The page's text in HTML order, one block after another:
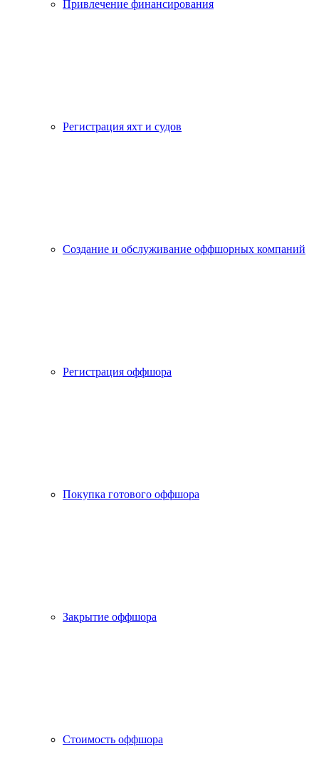
Привлечение финансирования
Регистрация яхт и судов
Создание и обслуживание оффшорных компаний
Регистрация оффшора
Покупка готового оффшора
Закрытие оффшора
Стоимость оффшора